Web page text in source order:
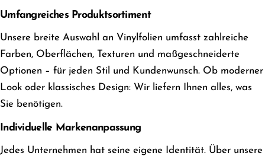
Umfangreiches Produktsortiment
Unsere breite Auswahl an Vinylfolien umfasst zahlreiche
Farben, Oberflächen, Texturen und maßgeschneiderte
Optionen – für jeden Stil und Kundenwunsch. Ob moderner
Look oder klassisches Design: Wir liefern Ihnen alles, was
Sie benötigen.
Individuelle Markenanpassung
Jedes Unternehmen hat seine eigene Identität. Über unsere